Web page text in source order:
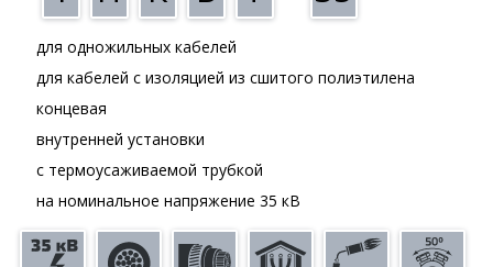
для одножильных кабелей
для кабелей с изоляцией из сшитого полиэтилена
концевая
внутренней установки
с термоусаживаемой трубкой
на номинальное напряжение 35 кВ